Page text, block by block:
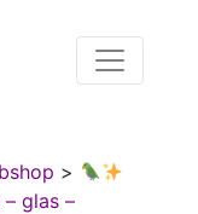
>
glas –